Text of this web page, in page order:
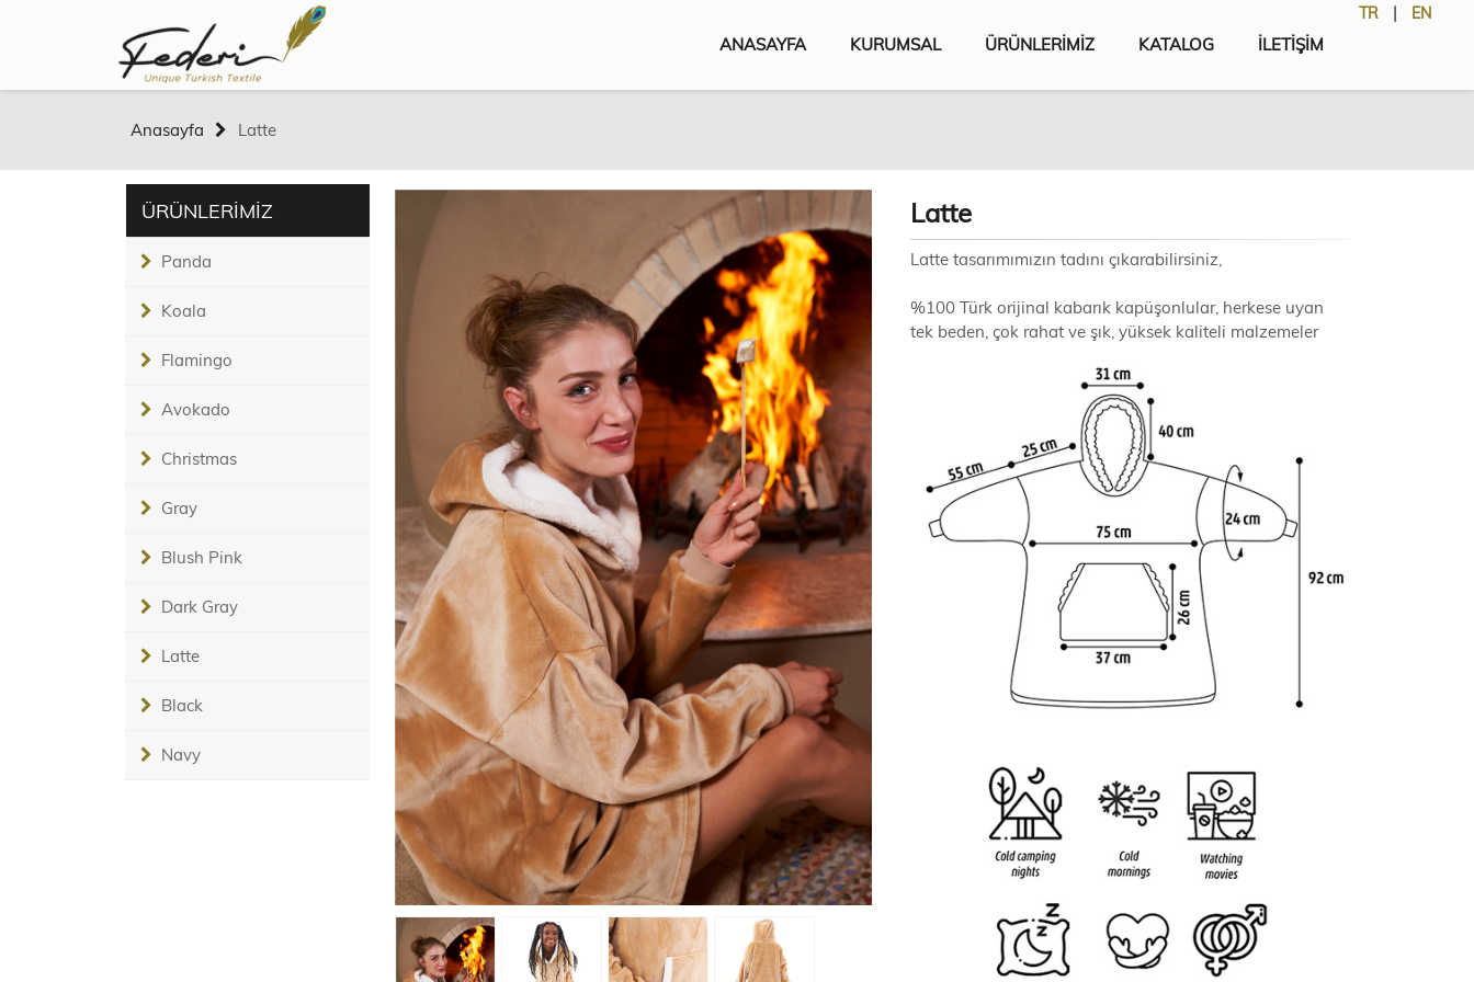
TR | EN
ANASAYFA KURUMSAL ÜRÜNLERİMİZ KATALOG İLETİŞİM
Anasayfa Latte
Latte
Latte tasarımımızın tadını çıkarabilirsiniz,
%100 Türk orijinal kabarık kapüşonlular, herkese uyan
tek beden, çok rahat ve şık, yüksek kaliteli malzemeler
ÜRÜNLERİMİZ
Panda
Koala
Flamingo
Avokado
Christmas
Gray
Blush Pink
Dark Gray
Latte
Black
Navy